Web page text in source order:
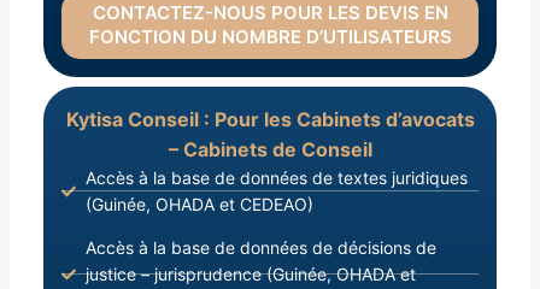
CONTACTEZ-NOUS POUR LES DEVIS EN
FONCTION DU NOMBRE D’UTILISATEURS
Kytisa Conseil : Pour les Cabinets d’avocats
– Cabinets de Conseil
Accès à la base de données de textes juridiques
(Guinée, OHADA et CEDEAO)
Accès à la base de données de décisions de
justice – jurisprudence (Guinée, OHADA et